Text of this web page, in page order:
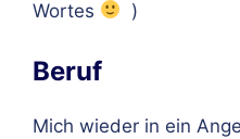
Wortes
)
Beruf
Mich wieder in ein